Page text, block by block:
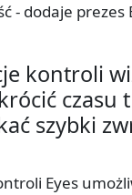
- dodaje prezes
kontroli
czasu
szybki
Eyes